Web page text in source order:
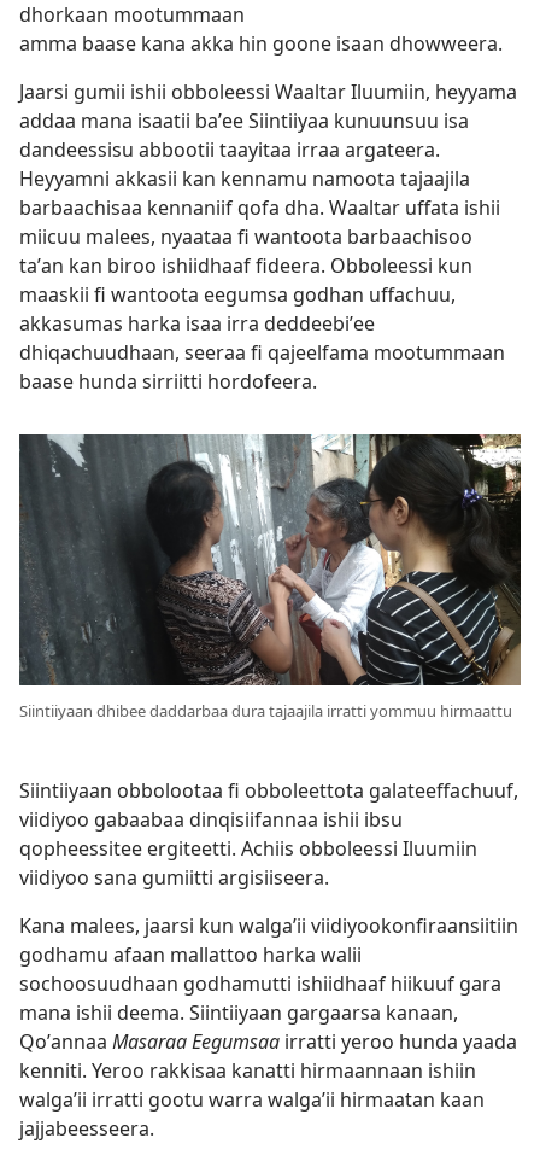
dhorkaan mootummaan
amma baase kana akka hin goone isaan dhowweera.
Jaarsi gumii ishii obboleessi Waaltar Iluumiin, heyyama
addaa mana isaatii baʼee Siintiiyaa kunuunsuu isa
dandeessisu abbootii taayitaa irraa argateera.
Heyyamni akkasii kan kennamu namoota tajaajila
barbaachisaa kennaniif qofa dha. Waaltar uffata ishii
miicuu malees, nyaataa fi wantoota barbaachisoo
taʼan kan biroo ishiidhaaf fideera. Obboleessi kun
maaskii fi wantoota eegumsa godhan uffachuu,
akkasumas harka isaa irra deddeebiʼee
dhiqachuudhaan, seeraa fi qajeelfama mootummaan
baase hunda sirriitti hordofeera.
Siintiiyaan dhibee daddarbaa dura tajaajila irratti yommuu hirmaattu
Siintiiyaan obbolootaa fi obboleettota galateeffachuuf,
viidiyoo gabaabaa dinqisiifannaa ishii ibsu
qopheessitee ergiteetti. Achiis obboleessi Iluumiin
viidiyoo sana gumiitti argisiiseera.
Kana malees, jaarsi kun walgaʼii viidiyookonfiraansiitiin
godhamu afaan mallattoo harka walii
sochoosuudhaan godhamutti ishiidhaaf hiikuuf gara
mana ishii deema. Siintiiyaan gargaarsa kanaan,
Qoʼannaa Masaraa Eegumsaa irratti yeroo hunda yaada
kenniti. Yeroo rakkisaa kanatti hirmaannaan ishiin
walgaʼii irratti gootu warra walgaʼii hirmaatan kaan
jajjabeesseera.